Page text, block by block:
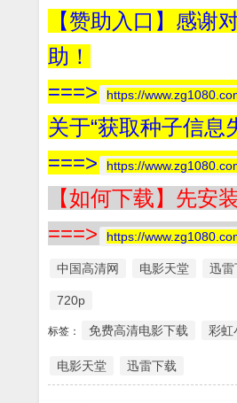
【赞助入口】感谢
助！
===>
https://
关于“获取种子信息
===>
https://
【如何下载】先安
===>
https://
中国高清网 电影天堂 迅雷
720p
标签： 免费高清电影下载 彩虹
电影天堂 迅雷下载